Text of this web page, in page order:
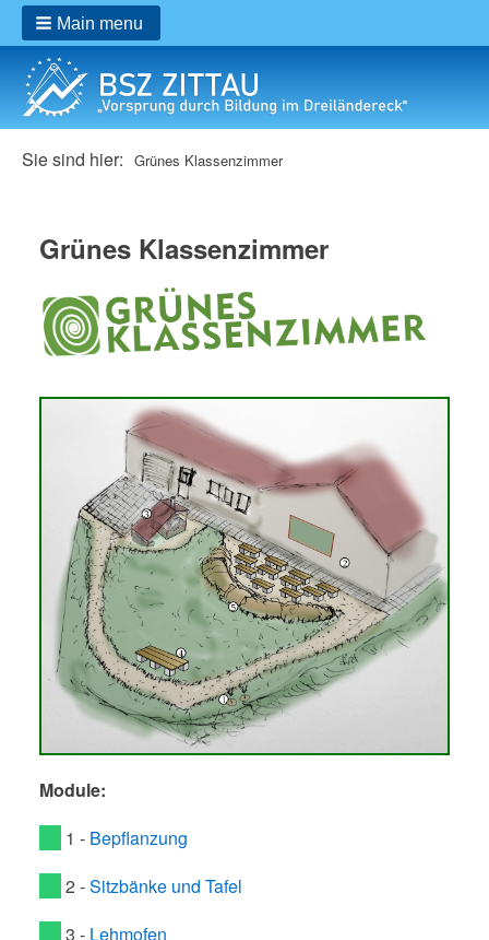
Main menu
Breadcrumbs
Sie sind hier: Grünes Klassenzimmer
Grünes Klassenzimmer
Module:
1 - Bepflanzung
2 -Sitzbänke und Tafel
3 - Lehmofen